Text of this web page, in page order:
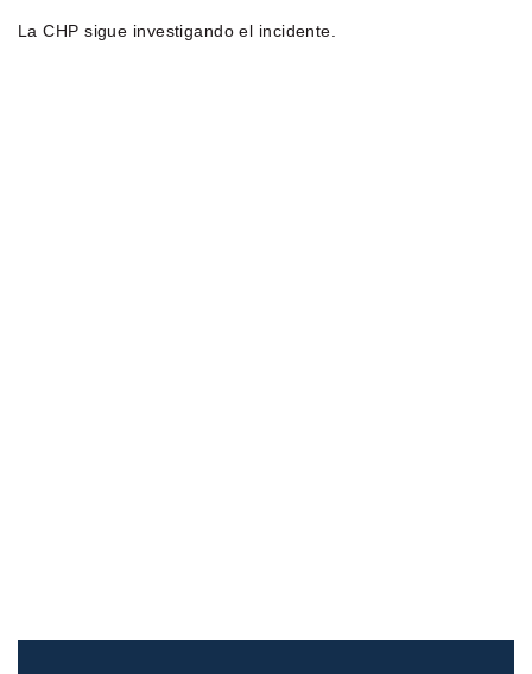
La CHP sigue investigando el incidente.